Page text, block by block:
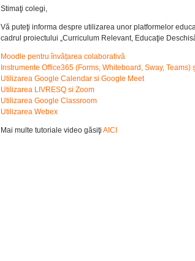
Stimaţi colegi,
Vă puteţi informa despre utilizarea unor platformelor
cadrul proiectului „Curriculum Relevant, Educaţie
Moodle pentru învățarea colaborativă
Instrumente Office365 (Forms, Whiteboard, Sway, Teams)
Utilizarea Google Calendar si Google Meet
Utilizarea LIVRESQ si Zoom
Utilizarea Google Classroom
Utilizarea Webex
Mai multe tutoriale video găsiţi AICI